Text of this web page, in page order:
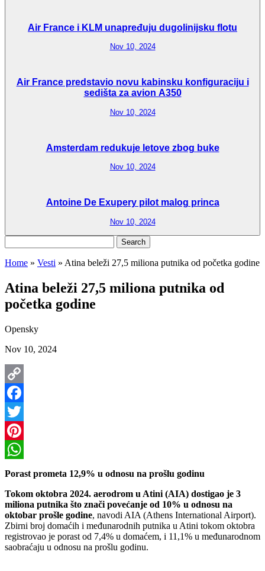
Air France i KLM unapređuju dugolinijsku flotu
Nov 10, 2024
Air France predstavio novu kabinsku konfiguraciju i
sedišta za avion A350
Nov 10, 2024
Amsterdam redukuje letove zbog buke
Nov 10, 2024
Antoine De Exupery pilot malog princa
Nov 10, 2024
for:
Home » Vesti » Atina beleži 27,5 miliona putnika od početka godine
Atina beleži 27,5 miliona putnika od
početka godine
Opensky
Nov 10, 2024
Copy
Link
Facebook
Twitter
Pinterest
WhatsApp
Porast prometa 12,9% u odnosu na prošlu godinu
Tokom oktobra 2024. aerodrom u Atini (AIA) dostigao je 3
miliona putnika što znači povećanje od 10% u odnosu na
oktobar prošle godine, navodi AIA (Athens International Airport).
Zbirni broj domaćih i međunarodnih putnika u Atini tokom oktobra
registrovao je porast od 7,4% u domaćem, i 11,1% u međunarodnom
saobraćaju u odnosu na prošlu godinu.